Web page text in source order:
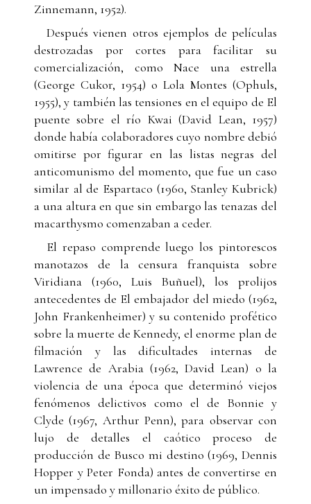
Zinnemann, 1952).
Después vienen otros ejemplos de películas
destrozadas por cortes para facilitar su
comercialización, como Nace una estrella
(George Cukor, 1954) o Lola Montes (Ophuls,
1955), y también las tensiones en el equipo de El
puente sobre el río Kwai (David Lean, 1957)
donde había colaboradores cuyo nombre debió
omitirse por figurar en las listas negras del
anticomunismo del momento, que fue un caso
similar al de Espartaco (1960, Stanley Kubrick)
a una altura en que sin embargo las tenazas del
macarthysmo comenzaban a ceder.
El repaso comprende luego los pintorescos
manotazos de la censura franquista sobre
Viridiana (1960, Luis Buñuel), los prolijos
antecedentes de El embajador del miedo (1962,
John Frankenheimer) y su contenido profético
sobre la muerte de Kennedy, el enorme plan de
filmación y las dificultades internas de
Lawrence de Arabia (1962, David Lean) o la
violencia de una época que determinó viejos
fenómenos delictivos como el de Bonnie y
Clyde (1967, Arthur Penn), para observar con
lujo de detalles el caótico proceso de
producción de Busco mi destino (1969, Dennis
Hopper y Peter Fonda) antes de convertirse en
un impensado y millonario éxito de público.